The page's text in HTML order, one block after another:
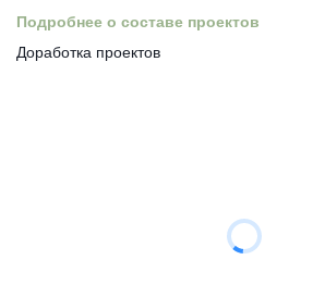
Подробнее о составе проектов
Доработка проектов